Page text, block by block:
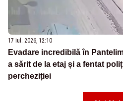
17 iul. 2026, 12:10
Evadare incredibilă în
a sărit de la etaj și a fentat
percheziției